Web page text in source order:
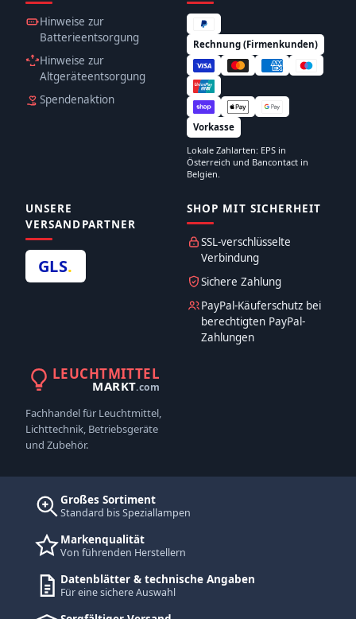
Hinweise zur
Batterieentsorgung
Hinweise zur
Altgeräteentsorgung
Spendenaktion
Rechnung (Firmenkunden)
Vorkasse
Lokale Zahlarten: EPS in
Österreich und Bancontact in
Belgien.
UNSERE
VERSANDPARTNER
GLS.
SHOP MIT SICHERHEIT
SSL-verschlüsselte
Verbindung
Sichere Zahlung
PayPal-Käuferschutz bei
berechtigten PayPal-
Zahlungen
LEUCHTMITTEL
MARKT.com
Fachhandel für Leuchtmittel,
Lichttechnik, Betriebsgeräte
und Zubehör.
Großes Sortiment
Standard bis Speziallampen
Markenqualität
Von führenden Herstellern
Datenblätter & technische Angaben
Für eine sichere Auswahl